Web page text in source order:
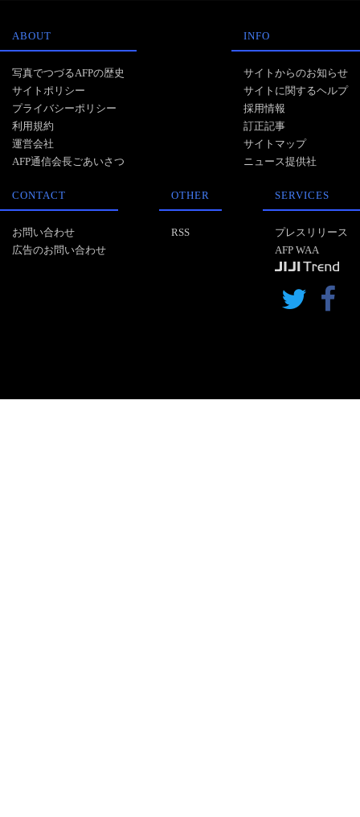
ABOUT
写真でつづるAFPの歴史
サイトポリシー
プライバシーポリシー
利用規約
運営会社
AFP通信会長ごあいさつ
INFO
サイトからのお知らせ
サイトに関するヘルプ
採用情報
訂正記事
サイトマップ
ニュース提供社
CONTACT
お問い合わせ
広告のお問い合わせ
OTHER
RSS
SERVICES
プレスリリース
AFP WAA